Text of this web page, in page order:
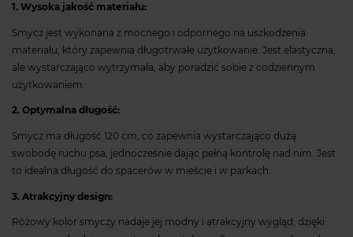
1. Wysoka jakość materiału:
Smycz jest wykonana z mocnego i odpornego na uszkodzenia
materiału, który zapewnia długotrwałe użytkowanie. Jest elastyczna,
ale wystarczająco wytrzymała, aby poradzić sobie z codziennym
użytkowaniem.
2. Optymalna długość:
Smycz ma długość 120 cm, co zapewnia wystarczająco dużą
swobodę ruchu psa, jednocześnie dając pełną kontrolę nad nim. Jest
to idealna długość do spacerów w mieście i w parkach.
3. Atrakcyjny design:
Różowy kolor smyczy nadaje jej modny i atrakcyjny wygląd, dzięki